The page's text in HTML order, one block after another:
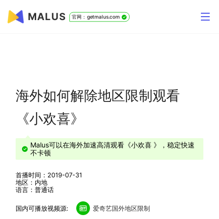
MALUS 官网：getmalus.com
海外如何解除地区限制观看
《小欢喜》
Malus可以在海外加速高清观看《小欢喜 》，稳定快速
不卡顿
首播时间：2019-07-31
地区：内地
语言：普通话
国内可播放视频源: 爱奇艺国外地区限制